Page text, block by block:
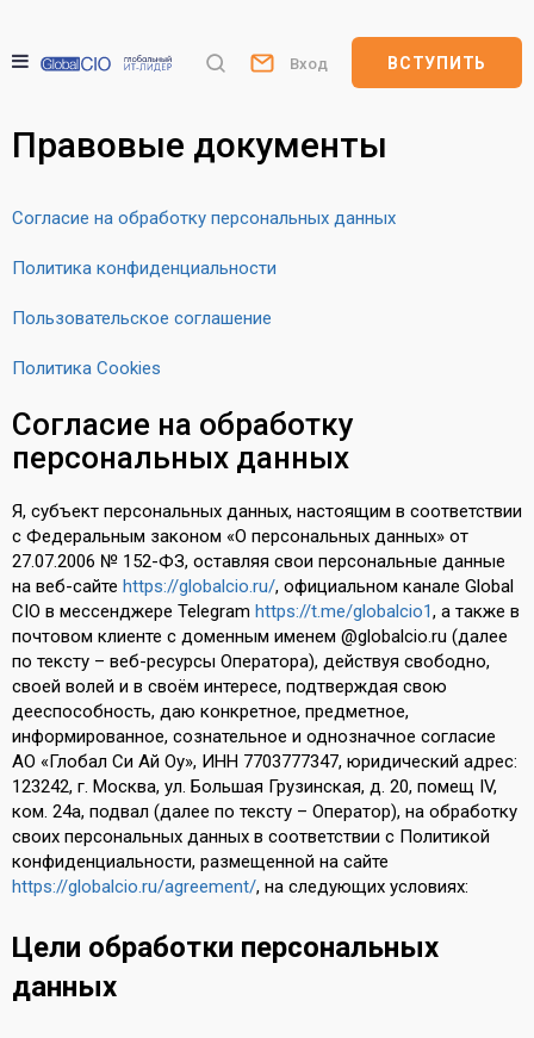
Вход ВСТУПИТЬ
Правовые документы
Согласие на обработку персональных данных
Политика конфиденциальности
Пользовательское соглашение
Политика Cookies
Согласие на обработку
персональных данных
Я, субъект персональных данных, настоящим в соответствии
с Федеральным законом «О персональных данных» от
27.07.2006 № 152-ФЗ, оставляя свои персональные данные
на веб-сайте https://globalcio.ru/, официальном канале Global
CIO в мессенджере Telegram https://t.me/globalcio1, а также в
почтовом клиенте с доменным именем @globalcio.ru (далее
по тексту – веб-ресурсы Оператора), действуя свободно,
своей волей и в своём интересе, подтверждая свою
дееспособность, даю конкретное, предметное,
информированное, сознательное и однозначное согласие
АО «Глобал Си Ай Оу», ИНН 7703777347, юридический адрес:
123242, г. Москва, ул. Большая Грузинская, д. 20, помещ IV,
ком. 24а, подвал (далее по тексту – Оператор), на обработку
своих персональных данных в соответствии с Политикой
конфиденциальности, размещенной на сайте
https://globalcio.ru/agreement/, на следующих условиях:
Цели обработки персональных
данных